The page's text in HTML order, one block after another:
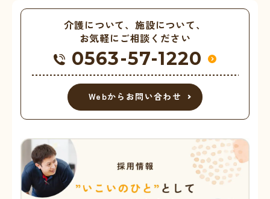
介護について、施設について、
お気軽にご相談ください
0563-57-1220
Webからお問い合わせ